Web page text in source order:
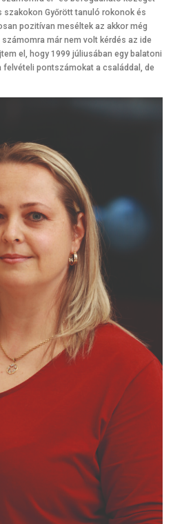
szakokon Győrött tanuló rokonok és
pozitívan meséltek az akkor még
már nem volt kérdés az ide
el, hogy 1999 júliusában egy balatoni
pontszámokat a családdal, de